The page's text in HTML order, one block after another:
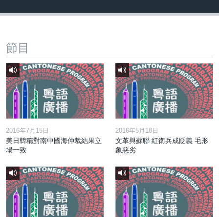
每日視頻新聞
美國專訊
視頻存檔
YOUTUBE頻道
音頻
新聞音頻
海外港人
港人港心
美國透視
建國史話
廣播節目表
關注我們
其他語言網站
節目
2016年7月15日
美日韓稱對南中國海仲裁結果立
場一致
2016年5月18日
文革與蘇聯 紅衛兵成貶義 毛形
象惡劣